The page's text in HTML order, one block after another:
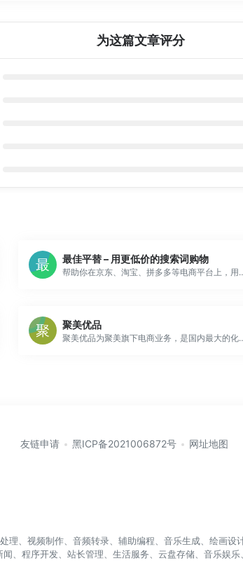
为这篇文章评分
最佳平替 – 用更低价的搜索词购物
帮助你在京东、淘宝、拼多多
聚美优品
聚美优品为聚美旗下电商业务，是国内最大的化妆品电商
友链申请 黑ICP备2021006872号 网址地图
理、视频制作、音频转录、辅助编程、音乐生成、绘画
、程序开发、站长管理、生活服务、云盘存储、音乐娱